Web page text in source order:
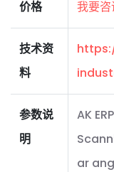
价格 我要咨
技术资
料
参数说
明
AK
ar